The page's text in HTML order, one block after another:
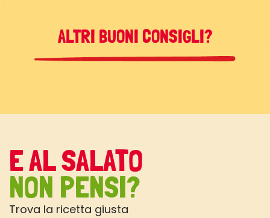
ALTRI BUONI CONSIGLI?
E AL SALATO
NON PENSI?
Trova la ricetta giusta